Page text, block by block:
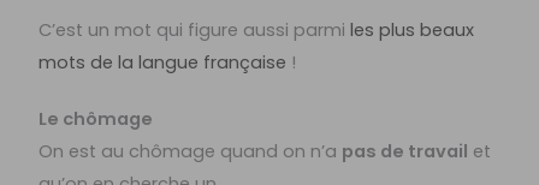
C’est un mot qui figure aussi parmiles plus beaux
mots de la langue française !
Le chômage
On est au chômage quand on n’a pas de travail et